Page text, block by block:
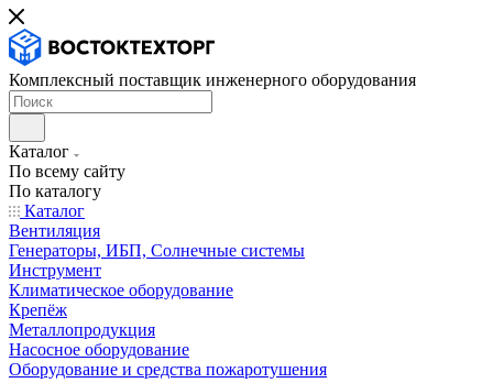
Комплексный поставщик инженерного оборудования
Каталог
По всему сайту
По каталогу
Каталог
Вентиляция
Генераторы, ИБП, Солнечные системы
Инструмент
Климатическое оборудование
Крепёж
Металлопродукция
Насосное оборудование
Оборудование и средства пожаротушения